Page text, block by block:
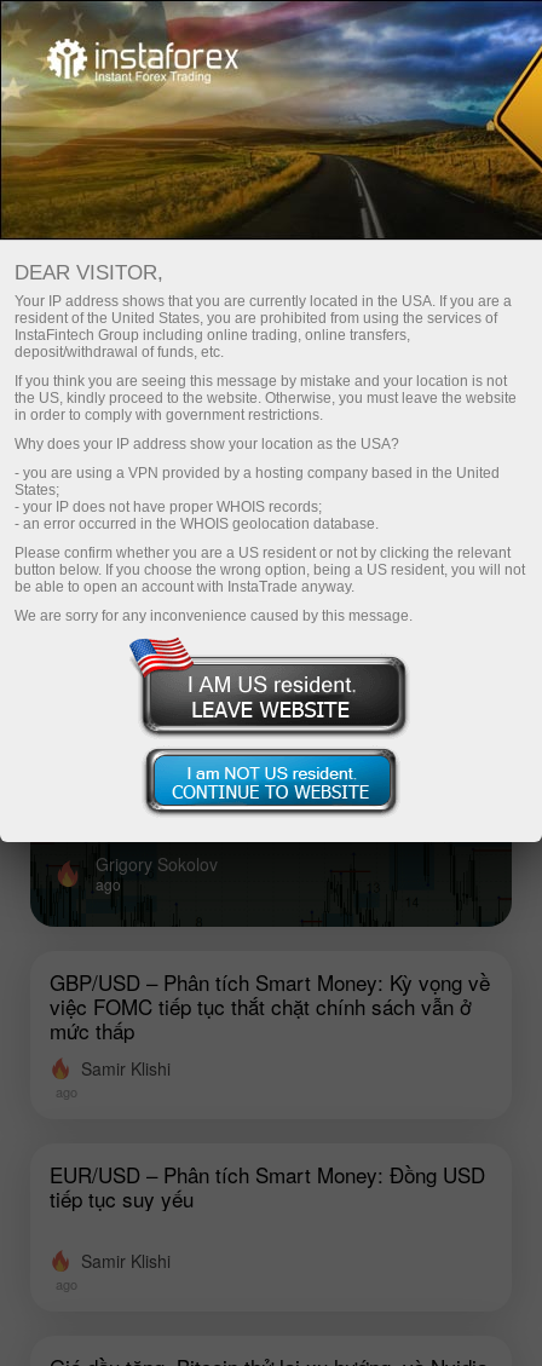
For traders Trade analysis articles Trade reviews
FOREX ANALYSIS – DAILY
MARKET UPDATES
Rút tiền
Top analysis articles
GBP/USD – Phân tích Smart Money: Kỳ
vọng về việc FOMC tiếp tục thắt chặt
chính sách vẫn ở mức thấp
Tình hình thị trường lao động Mỹ khó có thể cho phép
Fed tăng lãi suất.
Grigory Sokolov
ago
GBP/USD – Phân tích Smart Money: Kỳ vọng về
việc FOMC tiếp tục thắt chặt chính sách vẫn ở
mức thấp
Samir Klishi
ago
EUR/USD – Phân tích Smart Money: Đồng USD
tiếp tục suy yếu
Samir Klishi
ago
DEAR VISITOR,
Your IP address shows that you are currently located in the USA. If you are a
resident of the United States, you are prohibited from using the services of
InstaFintech Group including online trading, online transfers,
deposit/withdrawal of funds, etc.
If you think you are seeing this message by mistake and your location is not
the US, kindly proceed to the website. Otherwise, you must leave the website
in order to comply with government restrictions.
Why does your IP address show your location as the USA?
- you are using a VPN provided by a hosting company based in the United
States;
- your IP does not have proper WHOIS records;
- an error occurred in the WHOIS geolocation database.
Please confirm whether you are a US resident or not by clicking the relevant
button below. If you choose the wrong option, being a US resident, you will not
be able to open an account with InstaTrade anyway.
We are sorry for any inconvenience caused by this message.